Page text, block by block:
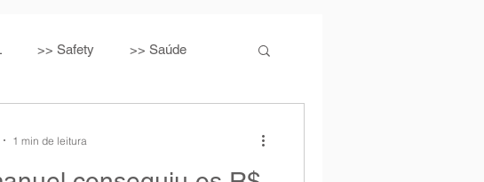
>> Safety >> Saúde
1 min de leitura